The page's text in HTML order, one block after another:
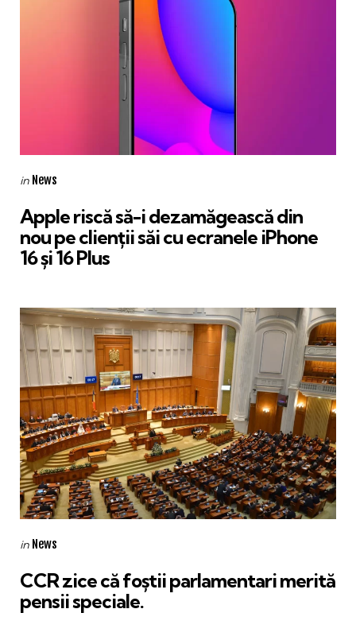
Categories
Posted
in News
Apple riscă să-i dezamăgească din
nou pe clienții săi cu ecranele iPhone
16 și 16 Plus
Categories
Posted
in News
CCR zice că foștii parlamentari merită
pensii speciale.